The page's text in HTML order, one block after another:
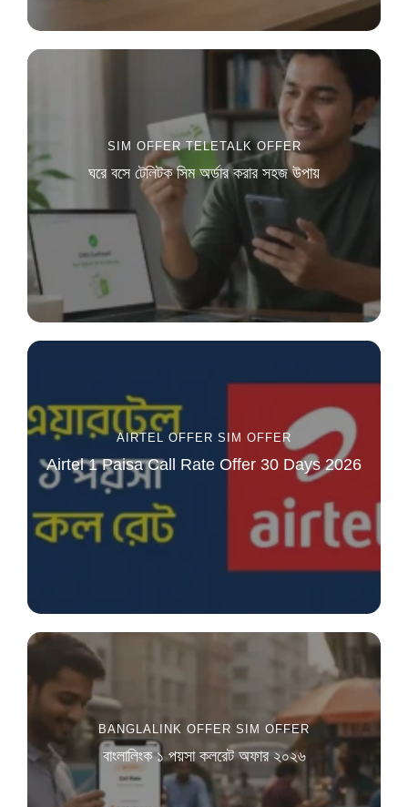
SIM OFFER TELETALK OFFER
ঘরে বসে টেলিটক সিম অর্ডার করার সহজ উপায়
AIRTEL OFFER SIM OFFER
Airtel 1 Paisa Call Rate Offer 30 Days 2026
BANGLALINK OFFER SIM OFFER
বাংলালিংক ১ পয়সা কলরেট অফার ২০২৬